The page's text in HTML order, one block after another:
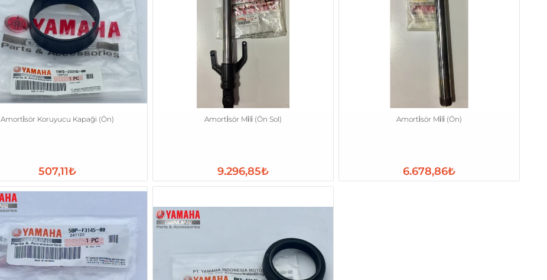
Amorti̇sör Koruyucu Kapaği (Ön)
507,11₺
Amorti̇sör Mi̇li̇ (Ön Sol)
9.296,85₺
Amorti̇sör Mi̇li̇ (Ön)
6.678,86₺